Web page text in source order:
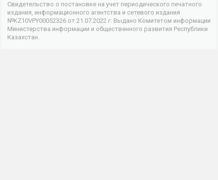
Свидетельство о постановке на учет периодического печатного
издания, информационного агентства и сетевого издания
№KZ10VPY00052326 от 21.07.2022 г. Выдано Комитетом информации
Министерства информации и общественного развития Республики
Казахстан.